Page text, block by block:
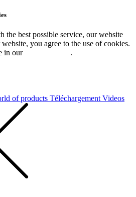
the best possible service, our website
you agree to the use of cookies.
in our
.
of products Téléchargement Videos